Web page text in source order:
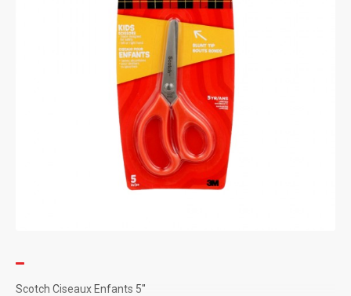
Scotch Ciseaux Enfants 5"